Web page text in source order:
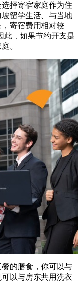
选择寄宿家庭作为住
留学生活、与当地
寄宿费用相对较
此，如果节约开支是
。
的膳食，你可以与
以与房东共用洗衣